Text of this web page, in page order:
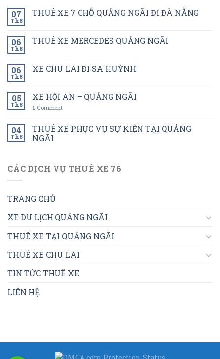
07
Th8
THUÊ XE 7 CHỖ QUẢNG NGÃI ĐI ĐÀ NẴNG
06
Th8
THUÊ XE MERCEDES QUẢNG NGÃI
06
Th8
XE CHU LAI ĐI SA HUỲNH
05
Th8
XE HỘI AN – QUẢNG NGÃI
1 Comment
04
Th8
THUÊ XE PHỤC VỤ SỰ KIỆN TẠI QUẢNG
NGÃI
CÁC DỊCH VỤ THUÊ XE 76
TRANG CHỦ
XE DU LỊCH QUẢNG NGÃI
THUÊ XE TẠI QUẢNG NGÃI
THUÊ XE CHU LAI
TIN TỨC THUÊ XE
LIÊN HỆ